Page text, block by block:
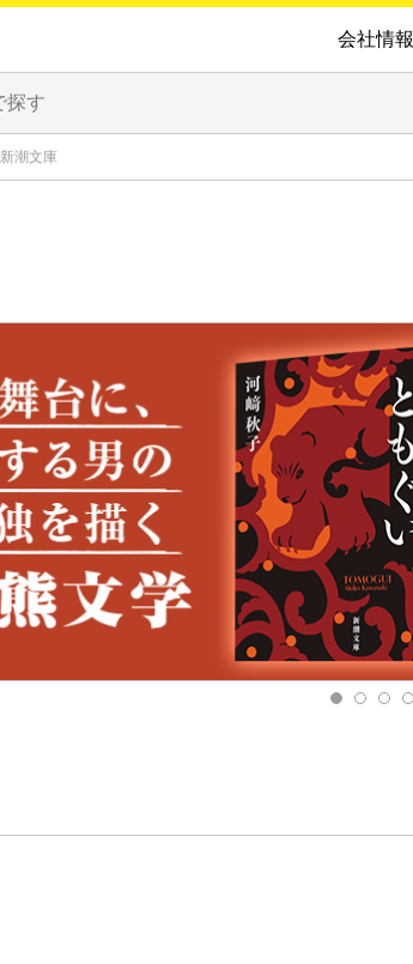
会社情報
新潮文庫